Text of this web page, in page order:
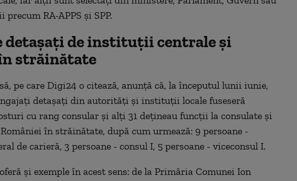
RA-APPS și SPP.
detașați de instituții centrale și
străinătate
pe care Digi24 o citează, anunță că, la începutul lunii iunie,
detașați din autorități și instituții locale fuseseră
cu rang consular și alți 31 dețineau funcții la consulate și
în străinătate, după cum urmează: 9 persoane -
de carieră, 3 persoane - consul I, 5 persoane - viceconsul I.
și exemple în acest sens: de la Primăria Comunei Ion